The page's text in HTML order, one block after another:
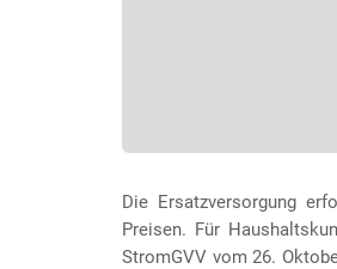
Die Ersatzversorgung
Preisen. Für
StromGVV vom 26.